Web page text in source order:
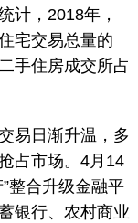
计，2018年，
宅交易总量的
手住房成交所占
易日渐升温，多
占市场。4月14
整合升级金融平
银行、农村商业